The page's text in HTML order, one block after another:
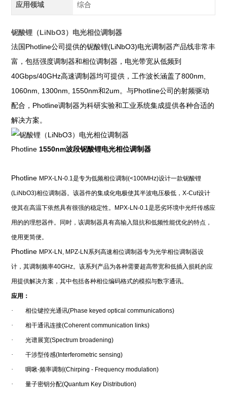
应用领域 综合
铌酸锂（LiNbO3）电光相位调制器
法国 Photline公司提供的铌酸锂(LiNbO3)电光调制器产品线非常丰
富，包括强度调制器和相位调制器，电光带宽从低频到
40Gbps/40GHz高速调制器均可提供，工作波长涵盖了800nm,
1060nm, 1300nm, 1550nm和2um。与Photline公司的射频驱动
配合， Photline调制器为科研实验和工业系统集成提供各种合适的
解决方案。
Photline1550nm波段铌酸锂电光相位调制器
Photline MPX-LN-0.1是专为低频相位调制(<100MHz)设计一款铌酸锂
(LiNbO3)相位调制器。该器件的集成化电极使其半波电压极低，X-Cut设计
使其在高温下依然具有很强的稳定性。 MPX-LN-0.1是恶劣环境中光纤传感应
用的的理想器件。同时，该调制器具有高输入阻抗和低频性能优化的特点，
使用更简便。
Photline MPX-LN, MPZ-LN 系列高速相位调制器专为光学相位调制器设
计，其调制频率40GHz。该系列产品为各种需要超高带宽和低插入损耗的应
用提供解决方案，其中包括各种相位编码格式的模拟与数字通讯。
应用：
·相位键控光通讯(Phase keyed optical communications)
·相干通讯连接(Coherent communication links)
·光谱展宽(Spectrum broadening)
·干涉型传感(Interferometric sensing)
·啁啾-频率调制(Chirping - Frequency modulation)
·量子密钥分配(Quantum Key Distribution)